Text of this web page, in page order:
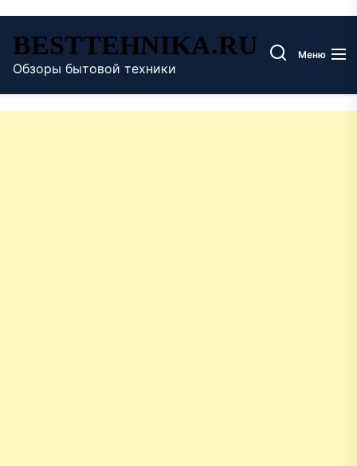
содержимому
BESTTEHNIKA.RU
Обзоры бытовой техники
Меню